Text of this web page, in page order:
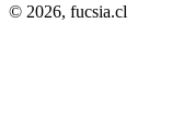
© 2026, fucsia.cl